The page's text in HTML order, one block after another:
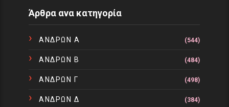
Άρθρα ανα κατηγορία
ΑΝΔΡΩΝ Α (544)
ΑΝΔΡΩΝ Β (484)
ΑΝΔΡΩΝ Γ (498)
ΑΝΔΡΩΝ Δ (384)